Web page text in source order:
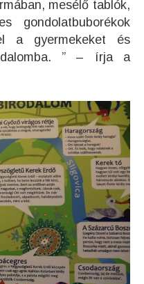
mesélő tablók,
gondolatbuborékok
a gyermekeket és
” – írja a